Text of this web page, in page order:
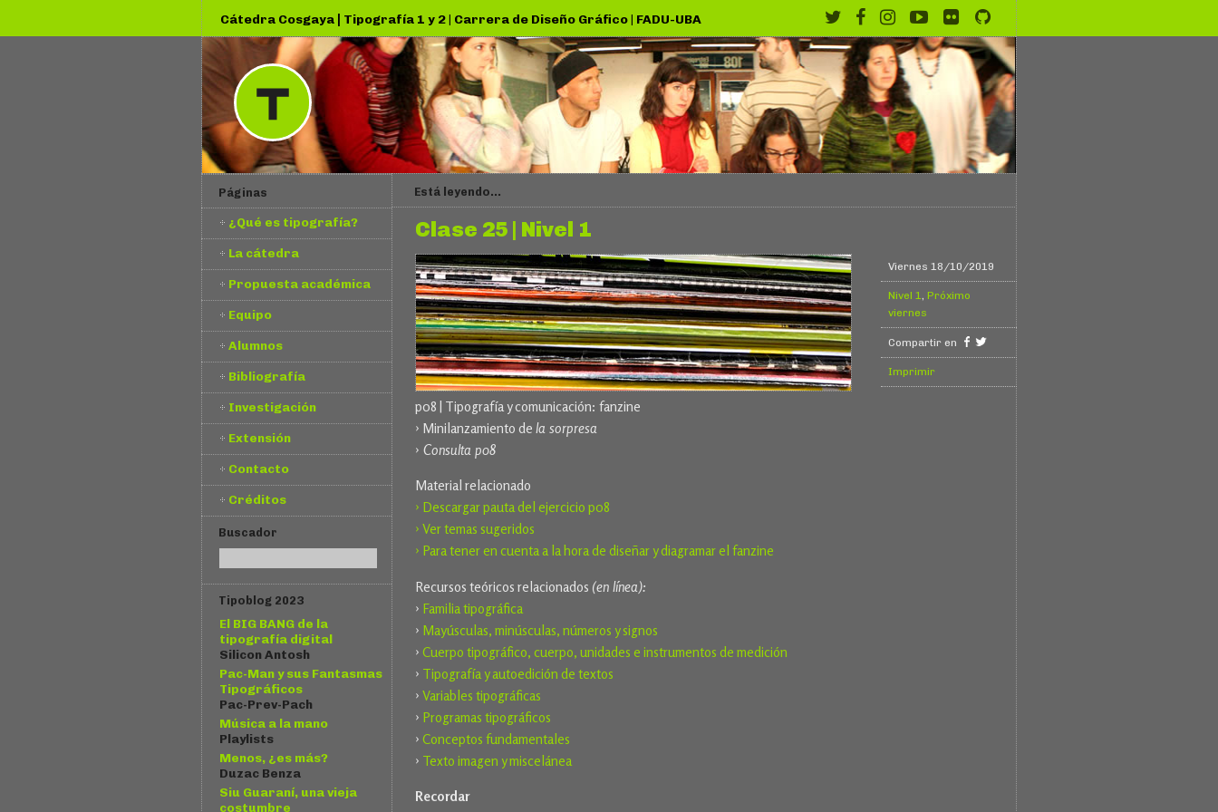
Cátedra Cosgaya | Tipografía 1 y 2| Carrera de Diseño Gráfico| FADU-UBA
Está leyendo...
Viernes 18/10/2019
Nivel 1, Próximo
viernes
Compartir en
Imprimir
Clase 25 | Nivel 1
p08 | Tipografía y comunicación: fanzine
› Minilanzamiento de la sorpresa
› Consulta p08
Material relacionado
› Descargar pauta del ejercicio p08
› Ver temas sugeridos
› Para tener en cuenta a la hora de diseñar y diagramar el fanzine
Recursos teóricos relacionados (en línea):
› Familia tipográfica
› Mayúsculas, minúsculas, números y signos
› Cuerpo tipográfico, cuerpo, unidades e instrumentos de medición
› Tipografía y autoedición de textos
› Variables tipográficas
› Programas tipográficos
› Conceptos fundamentales
› Texto imagen y miscelánea
Recordar
Páginas
¿Qué es tipografía?
La cátedra
Propuesta académica
Equipo
Alumnos
Bibliografía
Investigación
Extensión
Contacto
Créditos
Buscador
Tipoblog 2023
El BIG BANG de la
tipografía digital
Silicon Antosh
Pac-Man y sus Fantasmas
Tipográficos
Pac-Prev-Pach
Música a la mano
Playlists
Menos, ¿es más?
Duzac Benza
Siu Guaraní, una vieja
costumbre